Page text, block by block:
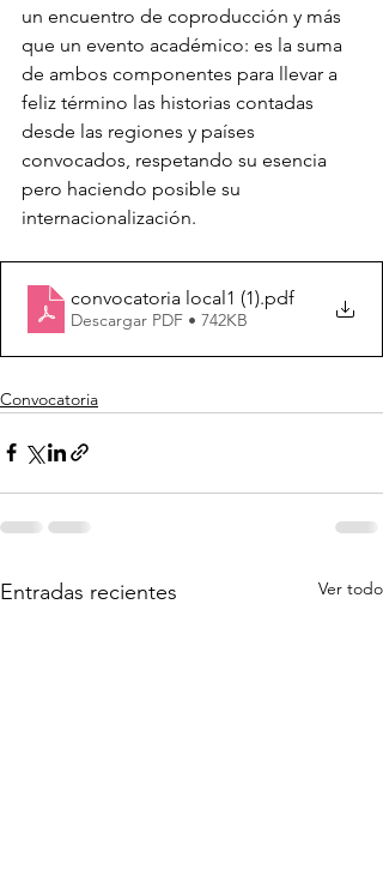
un encuentro de coproducción y más
que un evento académico: es la suma
de ambos componentes para llevar a
feliz término las historias contadas
desde las regiones y países
convocados, respetando su esencia
pero haciendo posible su
internacionalización.
convocatoria local1 (1).pdf
Descargar PDF • 742KB
Convocatoria
Entradas recientes Ver todo